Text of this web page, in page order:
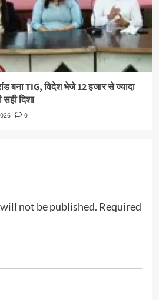
बना TIG, विदेश भेजे 12 हजार से ज्यादा
दिशा
0
not be published. Required